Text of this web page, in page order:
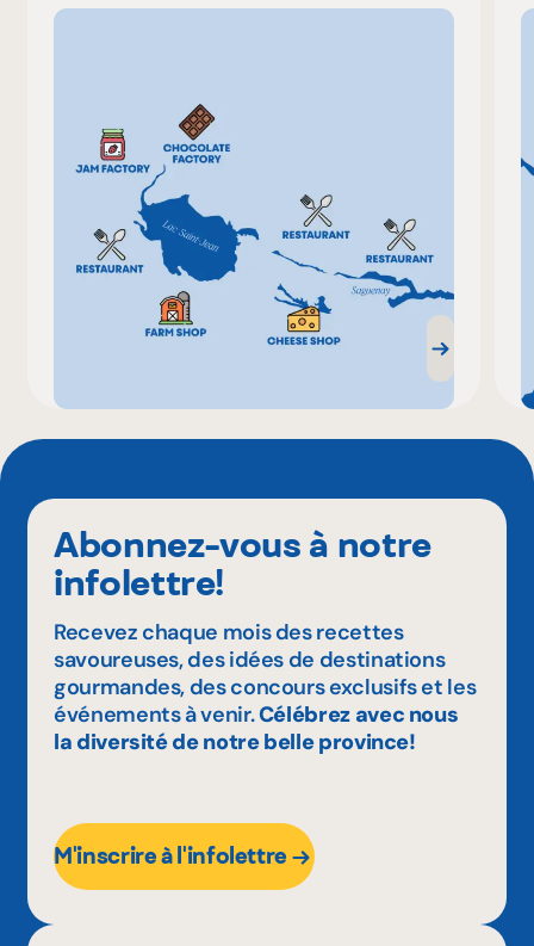
Abonnez-vous à notre
infolettre!
Recevez chaque mois des recettes
savoureuses, des idées de destinations
gourmandes, des concours exclusifs et les
événements à venir.Célébrez avec nous
la diversité de notre belle province!
M'inscrire à l'infolettre